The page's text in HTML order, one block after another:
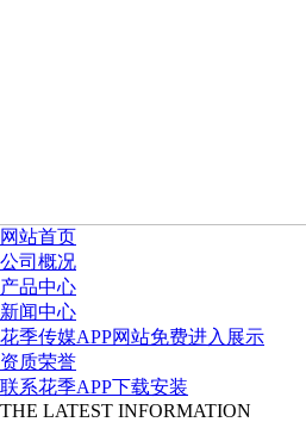
网站首页
公司概况
产品中心
新闻中心
花季传媒APP网站免费进入展示
资质荣誉
联系花季APP下载安装
THE LATEST INFORMATION